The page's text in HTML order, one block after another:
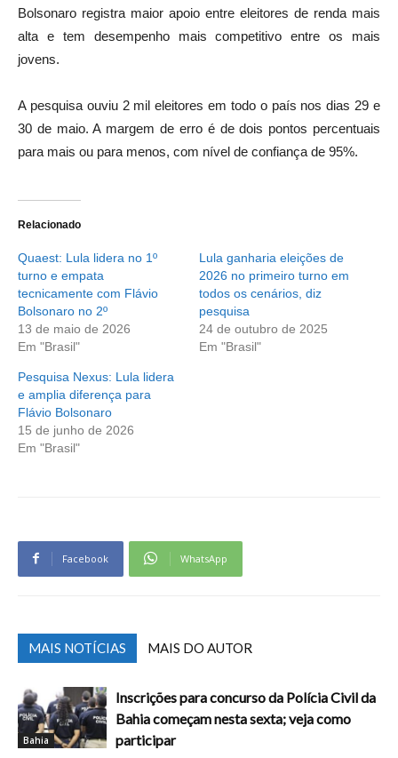
Bolsonaro registra maior apoio entre eleitores de renda mais
alta e tem desempenho mais competitivo entre os mais
jovens.
A pesquisa ouviu 2 mil eleitores em todo o país nos dias 29 e
30 de maio. A margem de erro é de dois pontos percentuais
para mais ou para menos, com nível de confiança de 95%.
Relacionado
Quaest: Lula lidera no 1º
turno e empata
tecnicamente com Flávio
Bolsonaro no 2º
13 de maio de 2026
Em "Brasil"
Lula ganharia eleições de
2026 no primeiro turno em
todos os cenários, diz
pesquisa
24 de outubro de 2025
Em "Brasil"
Pesquisa Nexus: Lula lidera
e amplia diferença para
Flávio Bolsonaro
15 de junho de 2026
Em "Brasil"
Facebook WhatsApp
MAIS NOTÍCIAS MAIS DO AUTOR
Bahia
Inscrições para concurso da Polícia Civil da
Bahia começam nesta sexta; veja como
participar